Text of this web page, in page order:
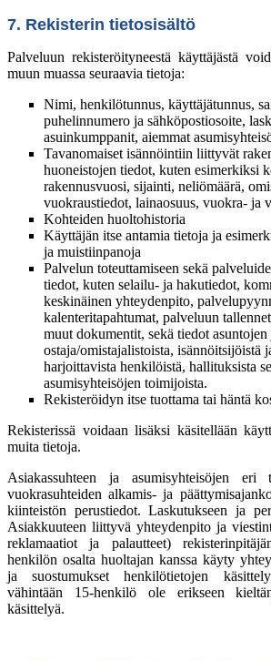
7. Rekisterin tietosisältö
Palveluun rekisteröityneestä käyttäjästä
muun muassa seuraavia tietoja:
Nimi, henkilötunnus, käyttäjätunnus,
puhelinnumero ja sähköpostiosoite,
asuinkumppanit, aiemmat
Tavanomaiset isännöintiin liittyvät
huoneistojen tiedot, kuten esimerkiksi
rakennusvuosi, sijainti, neliömäärä,
vuokraustiedot, lainaosuus, vuokra- ja
Kohteiden huoltohistoria
Käyttäjän itse antamia tietoja ja
ja muistiinpanoja
Palvelun toteuttamiseen sekä
tiedot, kuten selailu- ja hakutiedot,
keskinäinen yhteydenpito,
kalenteritapahtumat, palveluun
muut dokumentit, sekä tiedot
ostaja/omistajalistoista, isännöitsijöistä
harjoittavista henkilöistä, hallituksista
asumisyhteisöjen toimijoista.
Rekisteröidyn itse tuottama tai häntä
Rekisterissä voidaan lisäksi käsitellään
muita tietoja.
Asiakassuhteen ja asumisyhteisöjen
vuokrasuhteiden alkamis- ja
kiinteistön perustiedot. Laskutukseen ja
Asiakkuuteen liittyvä yhteydenpito ja
reklamaatiot ja palautteet)
henkilön osalta huoltajan kanssa käyty
ja suostumukset henkilötietojen
vähintään 15-henkilö ole erikseen
käsittelyä.